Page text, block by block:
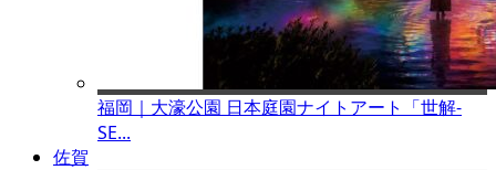
福岡｜大濠公園 日本庭園ナイトアート「世解-
SE...
佐賀